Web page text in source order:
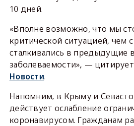
10 дней.
«Вполне возможно, что мы
критической ситуацией, чем
сталкивались в предыдущие
заболеваемости», —
Новости.
Напомним, в Крыму и
действует ослабление
коронавирусом. Гражданам